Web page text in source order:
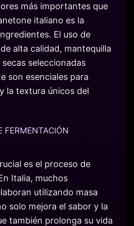
más importantes que
italiano es la
El uso de
alta calidad, mantequilla
seleccionadas
son esenciales para
la textura únicos del
FERMENTACIÓN
es el proceso de
Italia, muchos
utilizando masa
solo mejora el sabor y la
también prolonga su vida